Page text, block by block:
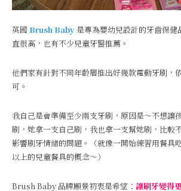
英國 Brush Baby是專為嬰幼兒設計的牙齒保
直很高，也有不少兒童牙醫推薦。
他們家有針對不同年齡層推出好幾款電動牙刷，
可。
我自己是會準備至少兩支牙刷，原因是～不想讓
刷，她拿一支自己刷，我也拿一支幫她刷，比較
影響刷牙情緒的問題。（就像一開始練習用餐具
以上的兒童餐具的概念～）
Brush Baby 品牌願景初衷是希望： 讓刷牙變得